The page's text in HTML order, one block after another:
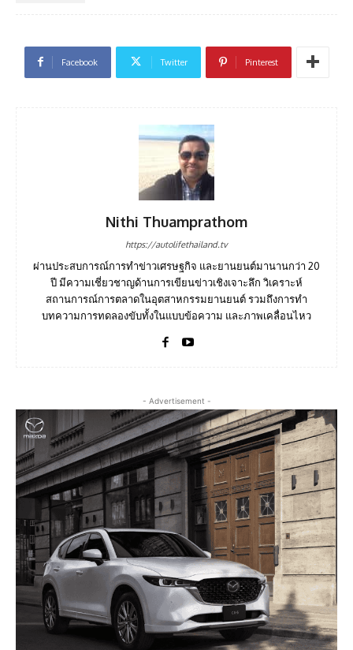
Facebook Twitter Pinterest
Nithi Thuamprathom
https://autolifethailand.tv
ผ่านประสบการณ์การทำข่าวเศรษฐกิจ และยานยนต์มานานกว่า 20
ปี มีความเชี่ยวชาญด้านการเขียนข่าวเชิงเจาะลึก วิเคราะห์
สถานการณ์การตลาดในอุตสาหกรรมยานยนต์ รวมถึงการทำ
บทความการทดลองขับทั้งในแบบข้อความ และภาพเคลื่อนไหว
- Advertisement -